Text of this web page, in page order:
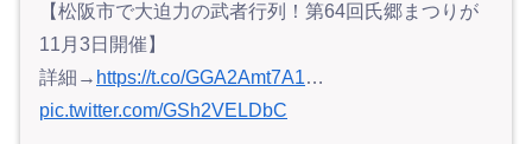
【松阪市で大迫力の武者行列！第64回氏郷まつりが
11月3日開催】
詳細→ https://t.co/GGA2Amt7A1…
pic.twitter.com/GSh2VELDbC